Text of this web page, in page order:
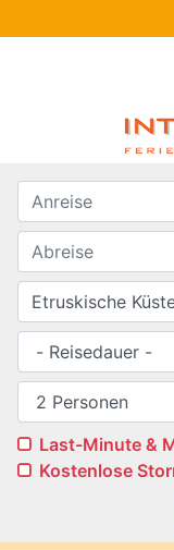
Last-Minute &
Kostenlose